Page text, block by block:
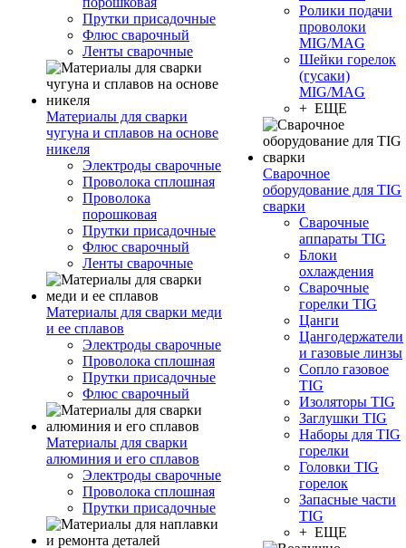
Прутки присадочные
Флюс сварочный
Ленты сварочные
Материалы для сварки
чугуна и сплавов на основе
никеля
Электроды сварочные
Проволока сплошная
Проволока
порошковая
Прутки присадочные
Флюс сварочный
Ленты сварочные
Материалы для сварки меди
и ее сплавов
Электроды сварочные
Проволока сплошная
Прутки присадочные
Флюс сварочный
Материалы для сварки
алюминия и его сплавов
Электроды сварочные
Проволока сплошная
Прутки присадочные
Ролики подачи
проволоки
MIG/MAG
Шейки горелок
(гусаки)
MIG/MAG
+ ЕЩЕ
Сварочное
оборудование для TIG
сварки
Сварочные
аппараты TIG
Блоки
охлаждения
Сварочные
горелки TIG
Цанги
Цангодержатели
и газовые линзы
Сопло газовое
TIG
Изоляторы TIG
Заглушки TIG
Наборы для TIG
горелки
Головки TIG
горелок
Запасные части
TIG
+ ЕЩЕ